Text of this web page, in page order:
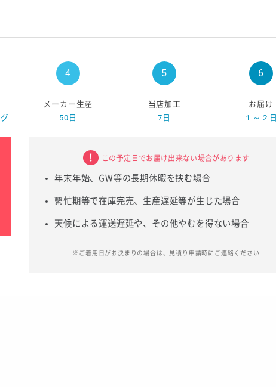
メーカー生産
50日
当店加工
7日
お届け
１～２日
この予定日でお届け出来ない場合があります
年末年始、GW等の長期休暇を挟む場合
繫忙期等で在庫完売、生産遅延等が生じた場合
天候による運送遅延や、その他やむを得ない場合
※ご着用日がお決まりの場合は、見積り申請時にご連絡ください